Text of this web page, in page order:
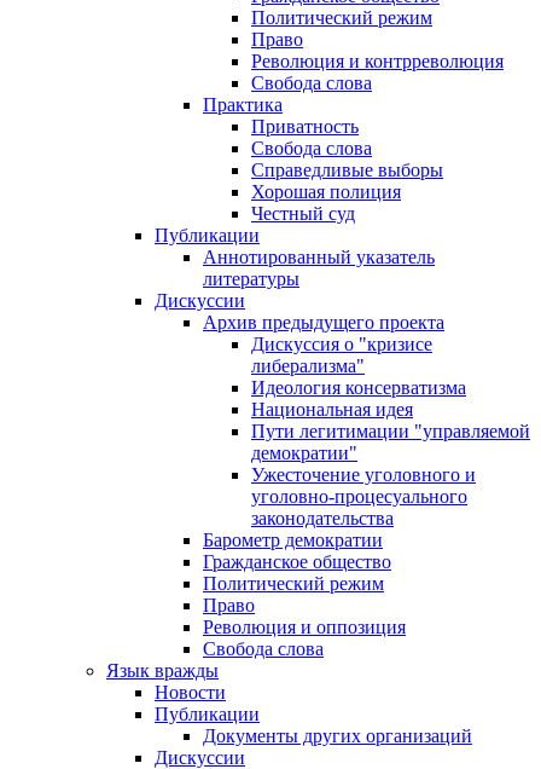
Политический режим
Право
Революция и контрреволюция
Свобода слова
Практика
Приватность
Свобода слова
Справедливые выборы
Хорошая полиция
Честный суд
Публикации
Аннотированный указатель
литературы
Дискуссии
Архив предыдущего проекта
Дискуссия о "кризисе
либерализма"
Идеология консерватизма
Национальная идея
Пути легитимации "управляемой
демократии"
Ужесточение уголовного и
уголовно-процесуального
законодательства
Барометр демократии
Гражданское общество
Политический режим
Право
Революция и оппозиция
Свобода слова
Язык вражды
Новости
Публикации
Документы других организаций
Дискуссии